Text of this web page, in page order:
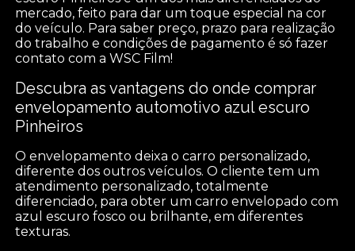
mercado, feito para dar um toque especial na cor
do veículo. Para saber preço, prazo para realização
do trabalho e condições de pagamento é só fazer
contato com a WSC Film!
Descubra as vantagens do onde comprar
envelopamento automotivo azul escuro
Pinheiros
O envelopamento deixa o carro personalizado,
diferente dos outros veículos. O cliente tem um
atendimento personalizado, totalmente
diferenciado, para obter um carro envelopado com
azul escuro fosco ou brilhante, em diferentes
texturas.